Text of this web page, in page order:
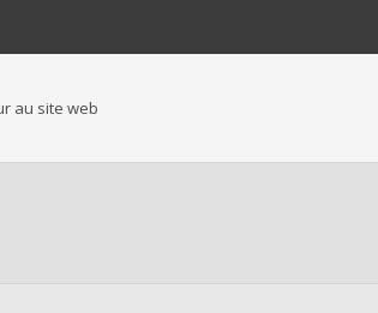
au site web